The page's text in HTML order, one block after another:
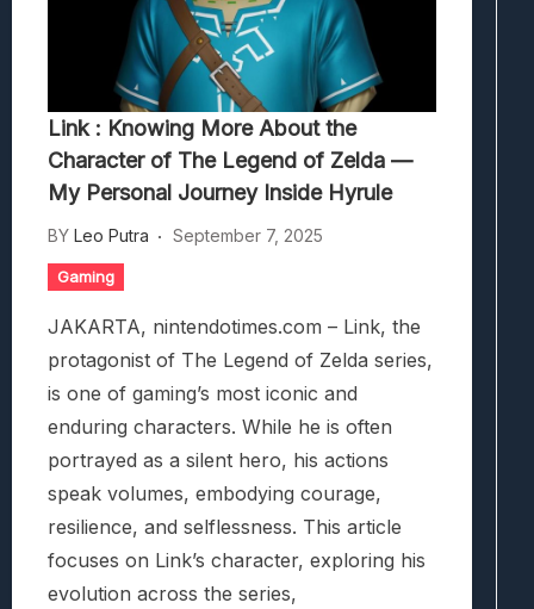
Link : Knowing More About the
Character of The Legend of Zelda —
My Personal Journey Inside Hyrule
BY Leo Putra September 7, 2025
Gaming
JAKARTA, nintendotimes.com – Link, the
protagonist of The Legend of Zelda series,
is one of gaming’s most iconic and
enduring characters. While he is often
portrayed as a silent hero, his actions
speak volumes, embodying courage,
resilience, and selflessness. This article
focuses on Link’s character, exploring his
evolution across the series,